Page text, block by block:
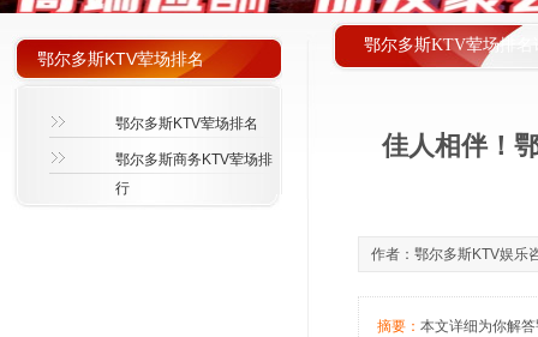
鄂尔多斯KTV荤场排名
鄂尔多斯KTV荤场排名
鄂尔多斯KTV荤场排名
鄂尔多斯商务KTV荤场排
行
佳人相伴！
作者：鄂尔多斯KTV娱
摘要： 本文详细为你解